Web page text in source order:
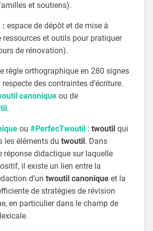
et soutiens).
: espace de dépôt et de mise à
et outils pour pratiquer
de rénovation).
règle orthographique en 280 signes
des contraintes d’écriture.
canoniqueou de
.
ou #PerfecTwoutil : twoutil qui
les éléments du twoutil . Dans
réponse didactique sur laquelle
il existe un lien entre la
d’un twoutil canoniqueet la
de stratégies de révision
en particulier dans le champ de